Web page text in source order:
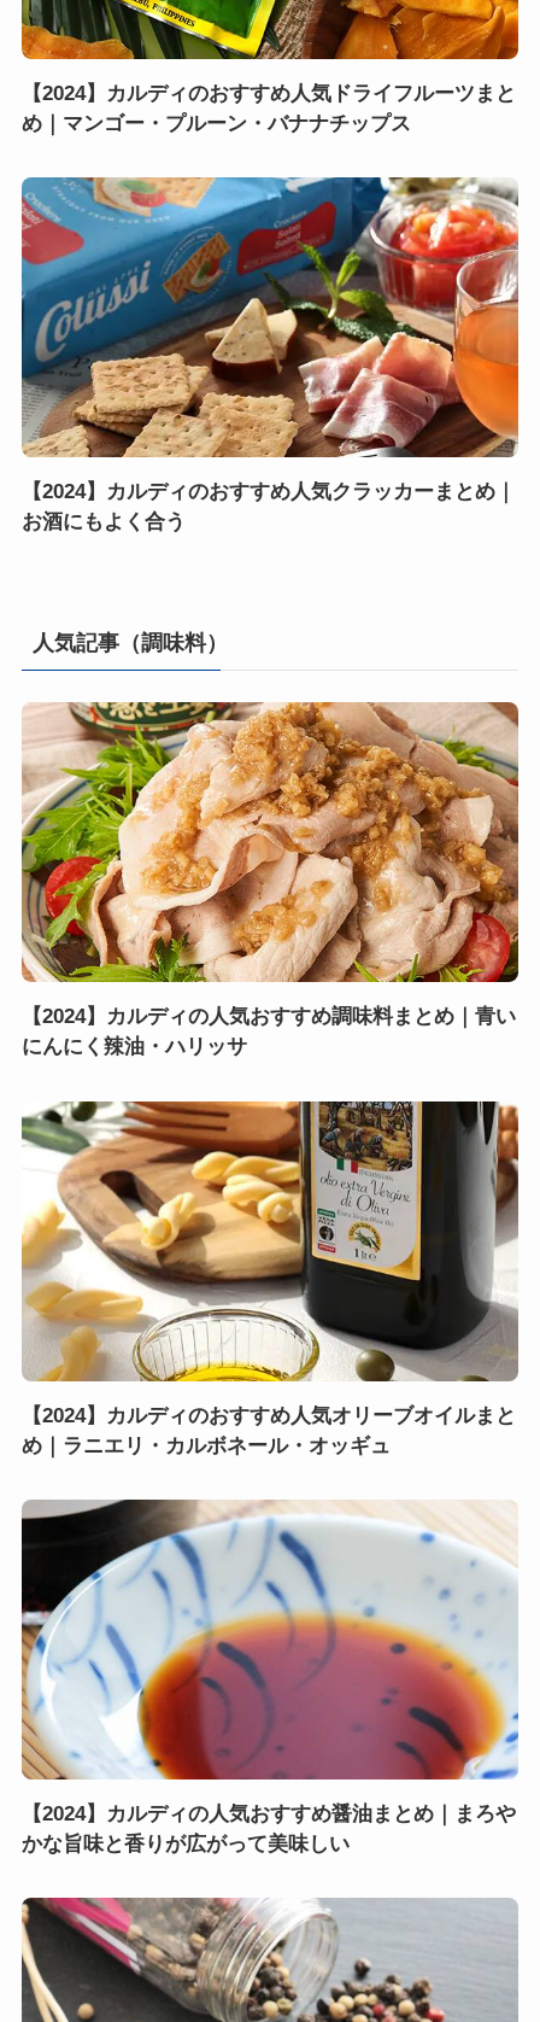
【2024】カルディのおすすめ人気ドライフルーツまと
め｜マンゴー・プルーン・バナナチップス
【2024】カルディのおすすめ人気クラッカーまとめ｜
お酒にもよく合う
人気記事（調味料）
【2024】カルディの人気おすすめ調味料まとめ｜青い
にんにく辣油・ハリッサ
【2024】カルディのおすすめ人気オリーブオイルまと
め｜ラニエリ・カルボネール・オッギュ
【2024】カルディの人気おすすめ醤油まとめ｜まろや
かな旨味と香りが広がって美味しい